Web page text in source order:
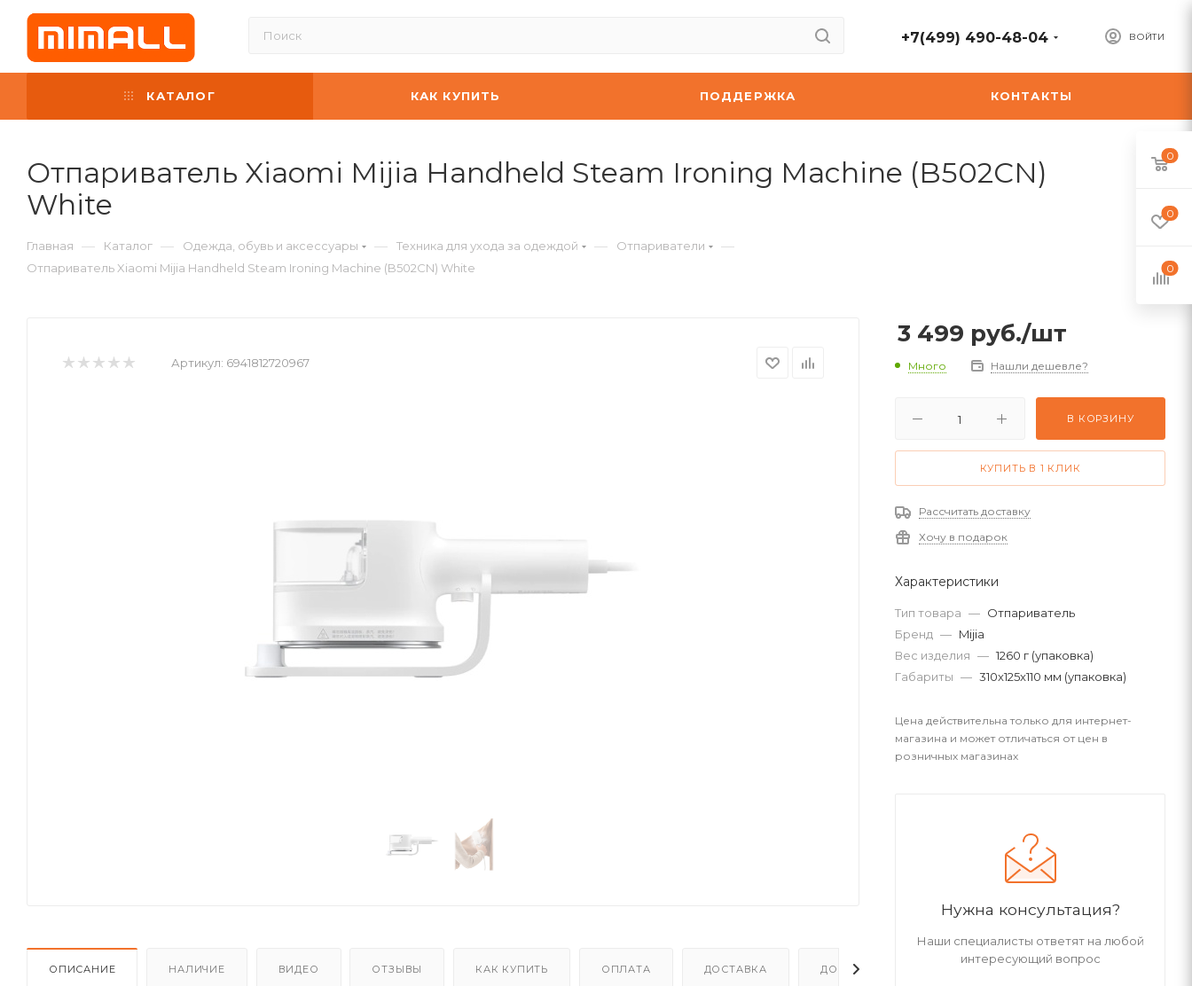
ВОЙТИ
+7(499) 490-48-04
КАТАЛОГ КАК КУПИТЬ ПОДДЕРЖКА КОНТАКТЫ
Отпариватель Xiaomi Mijia Handheld Steam Ironing Machine (B502CN)
White
Главная — Каталог — Одежда, обувь и аксессуары — Техника для ухода за одеждой — Отпариватели —
Отпариватель Xiaomi Mijia Handheld Steam Ironing Machine (B502CN) White
Артикул: 6941812720967
ОПИСАНИЕ НАЛИЧИЕ ВИДЕО ОТЗЫВЫ КАК КУПИТЬ ОПЛАТА ДОСТАВКА ДОПОЛНИТЕЛЬНО
3 499 руб./шт
Много Нашли дешевле?
В КОРЗИНУ
КУПИТЬ В 1 КЛИК
Рассчитать доставку
Хочу в подарок
Характеристики
Тип товара — Отпариватель
Бренд — Mijia
Вес изделия — 1260 г (упаковка)
Габариты — 310x125x110 мм (упаковка)
Цена действительна только для интернет-
магазина и может отличаться от цен в
розничных магазинах
Нужна консультация?
Наши специалисты ответят на любой
интересующий вопрос
0
0
0